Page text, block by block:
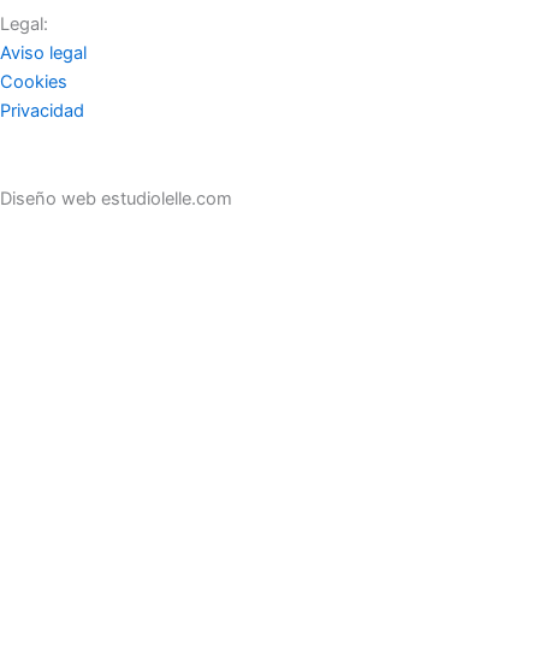
Legal:
Aviso legal
Cookies
Privacidad
Diseño web estudiolelle.com